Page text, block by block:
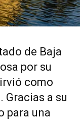
de Baja
por su
como
Gracias a su
para una